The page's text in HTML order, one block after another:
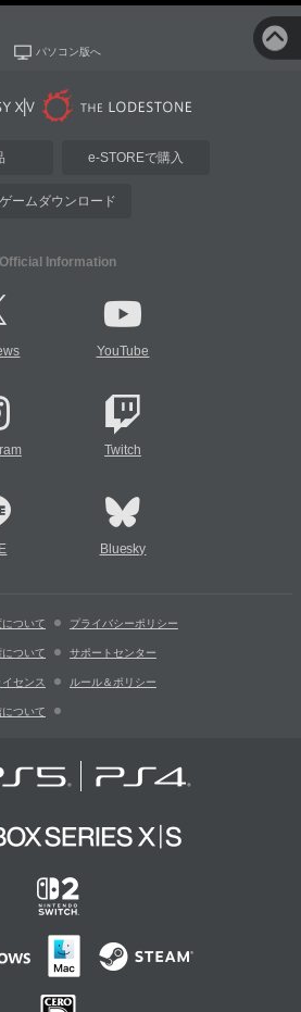
パソコン版へ
e-STOREで購入
ゲームダウンロード
Official Information
YouTube
Twitch
Bluesky
ついて プライバシーポリシー
ついて サポートセンター
イセンス ルール＆ポリシー
ついて